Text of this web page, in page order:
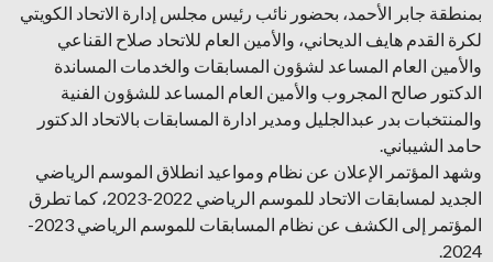
بمنطقة جابر الأحمد، بحضور نائب رئيس مجلس إدارة الاتحاد الكويتي
لكرة القدم هايف الديحاني، والأمين العام للاتحاد صلاح القناعي
والأمين العام المساعد لشؤون المسابقات والخدمات المساندة
الدكتور صالح المجروب والأمين العام المساعد للشؤون الفنية
والمنتخبات بدر عبدالجليل ومدير ادارة المسابقات بالاتحاد الدكتور
حامد الشيباني.
وشهد المؤتمر الإعلان عن نظام ومواعيد انطلاق الموسم الرياضي
الجديد لمسابقات الاتحاد للموسم الرياضي 2022-2023، كما تطرق
المؤتمر إلى الكشف عن نظام المسابقات للموسم الرياضي 2023-
2024.